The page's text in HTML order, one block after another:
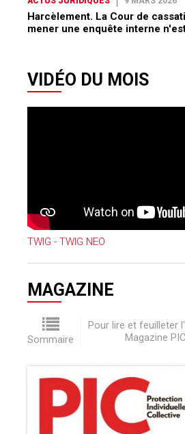
Harcèlement. La Cour de
mener une enquête interne
VIDÉO DU MOIS
TWIG - TWIG NEO
MAGAZINE
Sommaire
Pour lire et feuilleter
Magazine PIC